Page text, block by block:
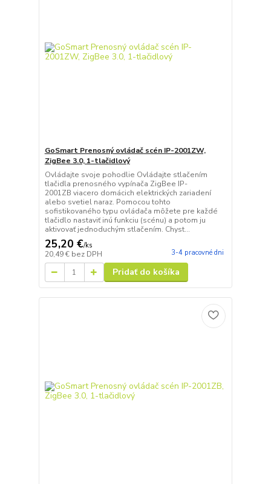
GoSmart Prenosný ovládač scén IP-2001ZW,
ZigBee 3.0, 1-tlačidlový
Ovládajte svoje pohodlie Ovládajte stlačením
tlačidla prenosného vypínača ZigBee IP-
2001ZB viacero domácich elektrických zariadení
alebo svetiel naraz. Pomocou tohto
sofistikovaného typu ovládača môžete pre každé
tlačidlo nastaviť inú funkciu (scénu) a potom ju
aktivovať jednoduchým stlačením. Chyst...
25,20 €/ks
20,49 € bez DPH 3-4 pracovné dni
Pridať do košíka